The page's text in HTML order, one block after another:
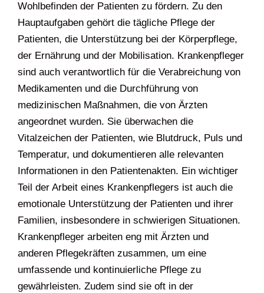
Wohlbefinden der Patienten zu fördern. Zu den
Hauptaufgaben gehört die tägliche Pflege der
Patienten, die Unterstützung bei der Körperpflege,
der Ernährung und der Mobilisation. Krankenpfleger
sind auch verantwortlich für die Verabreichung von
Medikamenten und die Durchführung von
medizinischen Maßnahmen, die von Ärzten
angeordnet wurden. Sie überwachen die
Vitalzeichen der Patienten, wie Blutdruck, Puls und
Temperatur, und dokumentieren alle relevanten
Informationen in den Patientenakten. Ein wichtiger
Teil der Arbeit eines Krankenpflegers ist auch die
emotionale Unterstützung der Patienten und ihrer
Familien, insbesondere in schwierigen Situationen.
Krankenpfleger arbeiten eng mit Ärzten und
anderen Pflegekräften zusammen, um eine
umfassende und kontinuierliche Pflege zu
gewährleisten. Zudem sind sie oft in der